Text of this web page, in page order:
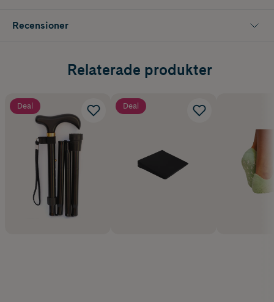
Recensioner
Relaterade produkter
Deal Deal